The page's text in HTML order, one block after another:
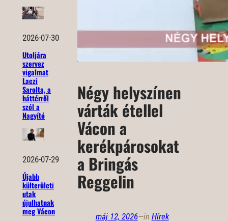
2026-07-30
Utoljára
szervez
vigalmat
Laczi
Sarolta, a
háttérről
szól a
Nagyító
2026-07-29
Újabb
külterületi
utak
újulhatnak
meg Vácon
Négy helyszínen
várták étellel
Vácon a
kerékpárosokat
a Bringás
Reggelin
máj 12, 2026—in Hírek